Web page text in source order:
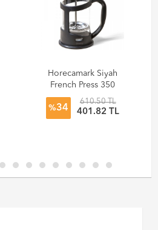
Horecamark Siyah
French Press 350
ml
%34
610.50 TL
401.82 TL